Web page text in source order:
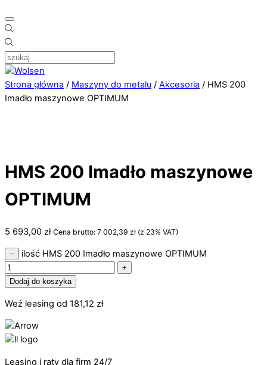
Strona główna / Maszyny do metalu / Akcesoria / HMS 200
Imadło maszynowe OPTIMUM
HMS 200 Imadło maszynowe
OPTIMUM
5 693,00 zł Cena brutto: 7 002,39 zł (z 23% VAT)
− ilość HMS 200 Imadło maszynowe OPTIMUM
+
Dodaj do koszyka
Weź leasing od 181,12 zł
Leasing i raty dla firm 24/7